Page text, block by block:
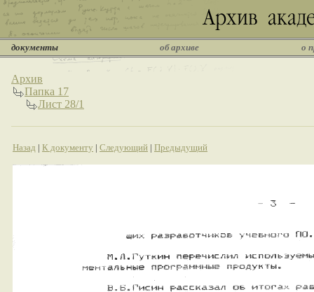
документы об архиве о
Архив
Папка 17
Лист 28/1
Назад | К документу | Следующий | Предыдущий